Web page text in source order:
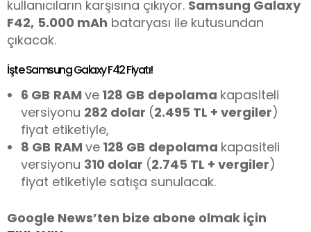
kullanıcıların karşısına çıkıyor. Samsung Galaxy
F42, 5.000 mAh bataryası ile kutusundan
çıkacak.
İşte Samsung Galaxy F42 Fiyatı!
6 GB RAM ve 128 GB depolama kapasiteli
versiyonu 282 dolar (2.495 TL + vergiler)
fiyat etiketiyle,
8 GB RAM ve 128 GB depolama kapasiteli
versiyonu 310 dolar (2.745 TL + vergiler)
fiyat etiketiyle satışa sunulacak.
Google News’ten bize abone olmak için